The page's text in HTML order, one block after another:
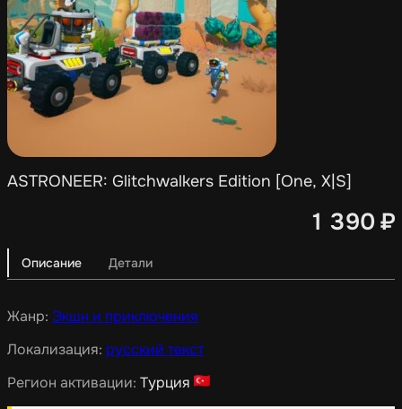
ASTRONEER: Glitchwalkers Edition [One, X|S]
1 390 ₽
Описание Детали
Жанр: Экшн и приключения
Локализация: русский текст
Регион активации: Турция